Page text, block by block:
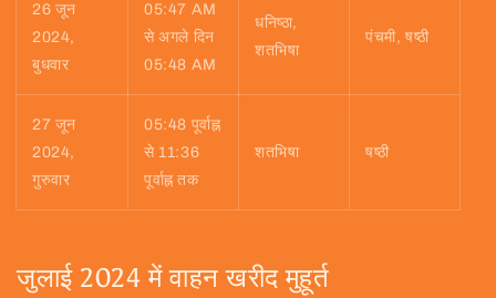
26 जून
2024,
बुधवार
05:47 AM
से अगले दिन
05:48 AM
धनिष्ठा,
शतभिषा
पंचमी, षष्ठी
27 जून
2024,
गुरुवार
05:48 पूर्वाह्न
से 11:36
पूर्वाह्न तक
शतभिषा षष्ठी
जुलाई 2024 में वाहन खरीद मुहूर्त